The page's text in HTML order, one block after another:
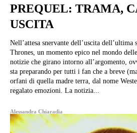
PREQUEL: TRAMA,
USCITA
Nell’attesa snervante dell’uscita dell’ultima
Thrones, un momento epico nel mondo
notizie che girano intorno all’argomento,
sta preparando per tutti i fan che a breve
orfani di quella madre terra, dal nome
regalato emozioni. La notizia...
Alessandra Chiaradia